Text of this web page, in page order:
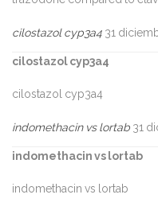
cilostazol cyp3a4 31
cilostazol cyp3a4
cilostazol cyp3a4
indomethacin vs lortab 31
indomethacin vs lortab
indomethacin vs lortab